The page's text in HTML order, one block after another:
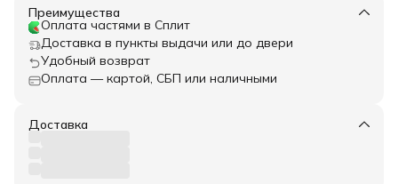
Преимущества
Оплата частями в Сплит
Доставка в пункты выдачи или до двери
Удобный возврат
Оплата — картой, СБП или наличными
Доставка